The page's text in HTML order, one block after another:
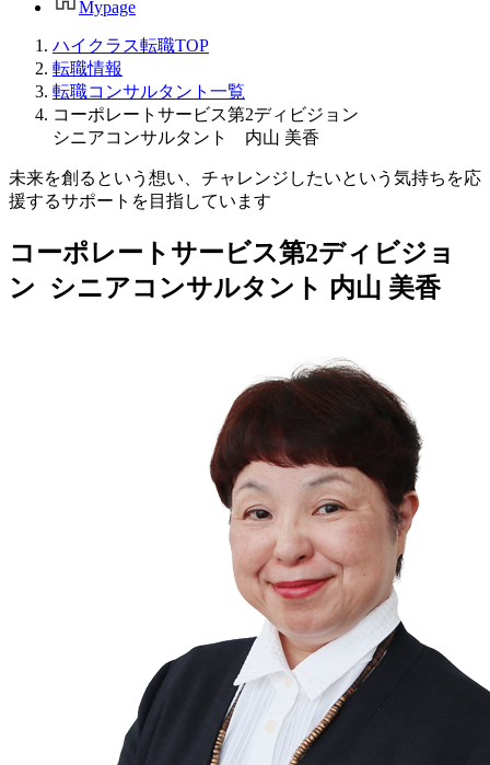
Mypage
ハイクラス転職TOP
転職情報
転職コンサルタント一覧
コーポレートサービス第2ディビジョン
シニアコンサルタント 内山 美香
未来を創るという想い、チャレンジしたいという気持ちを応
援するサポートを目指しています
コーポレートサービス第2ディビジョ
ン シニアコンサルタント 内山 美香